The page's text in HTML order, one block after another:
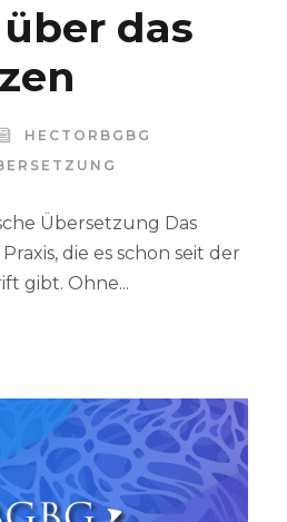
das
HECTORBGBG
Übersetzung Das
die es schon seit der
gibt. Ohne...